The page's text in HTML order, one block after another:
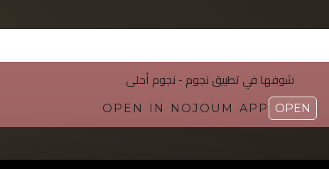
شوفها في تطبیق نجوم - نجوم أحلی
OPEN IN NOJOUM APP OPEN